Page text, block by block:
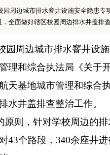
周边城市排水窨井设施安全隐患
全面做好辖区校园周边排水井盖排查
园周边城市排水窨井设
理和综合执法局《关于
天基地城市管理和综合
水井盖排查整治工作。
原则，针对学校周边的
43个路段，340余座井